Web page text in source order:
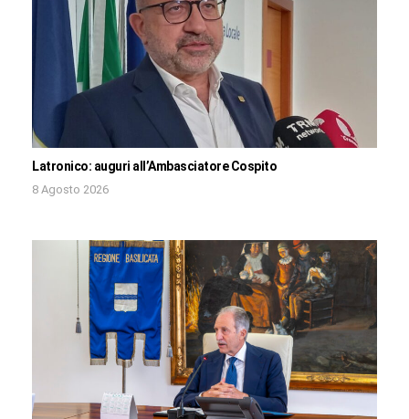
Latronico: auguri all’Ambasciatore Cospito
8 Agosto 2026